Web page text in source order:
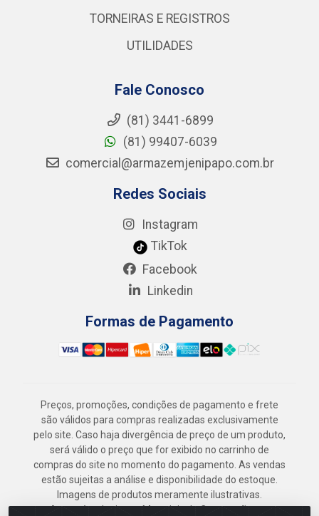
TORNEIRAS E REGISTROS
UTILIDADES
Fale Conosco
(81) 3441-6899
(81) 99407-6039
comercial@armazemjenipapo.com.br
Redes Sociais
Instagram
TikTok
Facebook
Linkedin
Formas de Pagamento
Preços, promoções, condições de pagamento e frete
são válidos para compras realizadas exclusivamente
pelo site. Caso haja divergência de preço de um produto,
será válido o preço que for exibido no carrinho de
compras do site no momento do pagamento. As vendas
estão sujeitas a análise e disponibilidade do estoque.
Imagens de produtos meramente ilustrativas.
Armazém Jenipapo Materiais de Construção em